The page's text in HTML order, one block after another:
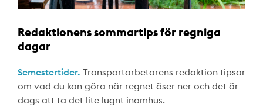
Redaktionens sommartips för regniga
dagar
Semestertider. Transportarbetarens redaktion tipsar
om vad du kan göra när regnet öser ner och det är
dags att ta det lite lugnt inomhus.